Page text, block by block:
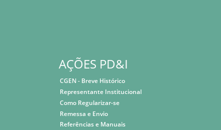
AÇÕES PD&I
CGEN - Breve Histórico
Representante Institucional
Como Regularizar-se
Remessa e Envio
Referências e Manuais